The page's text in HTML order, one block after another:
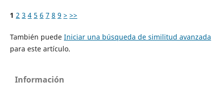
1 2 3 4 5 6 7 8 9 > >>
También puede Iniciar una búsqueda de similitud avanzada
para este artículo.
Información